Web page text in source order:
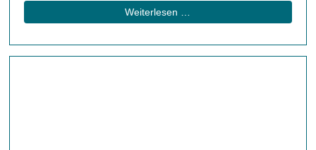
Weiterlesen …